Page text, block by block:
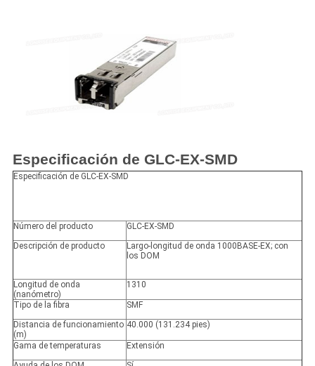
Especificación de GLC-EX-SMD
Especificación de GLC-EX-SMD
Número del producto
GLC-EX-SMD
Descripción de producto
Largo-longitud de onda 1000BASE-EX; con
los DOM
Longitud de onda
(nanómetro)
1310
Tipo de la fibra
SMF
Distancia de funcionamiento
(m)
40.000 (131.234 pies)
Gama de temperaturas
Extensión